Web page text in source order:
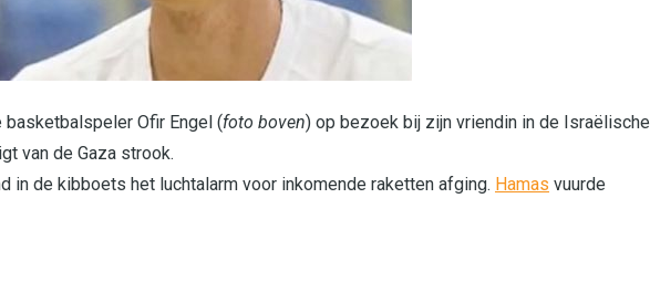
Ofir Engel (foto boven) op bezoek bij zijn vriendin in de Israëlische
van de Gaza strook.
in de kibboets het luchtalarm voor inkomende raketten afging. Hamas vuurde